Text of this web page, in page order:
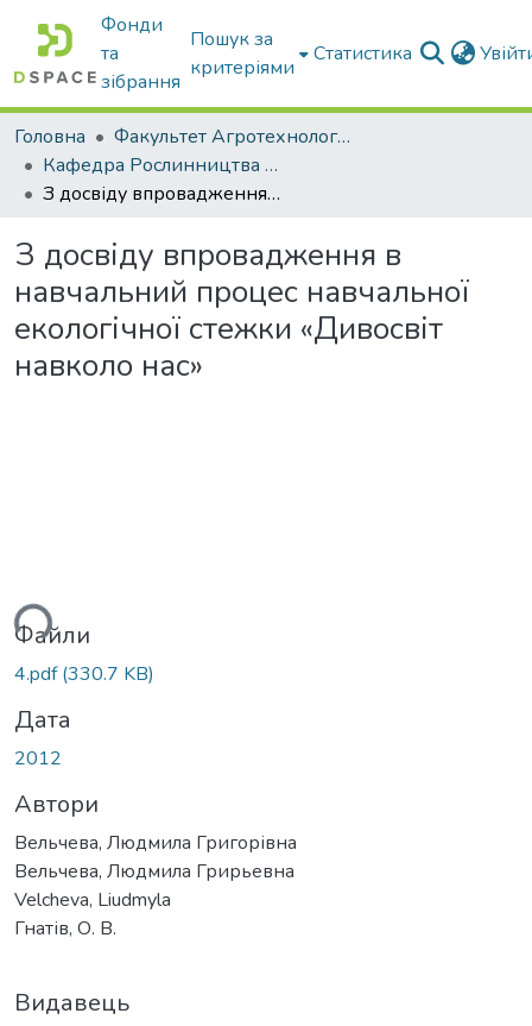
Фонди
та
зібрання
Пошук за
критеріями
Статистика
Головна
Факультет Агротехнологій та екології
Кафедра Рослинництва та садівництва ім. професора В.В. Калитки
З досвіду впровадження в навчальний процес навчальної екологічної стежки «Дивосвіт навколо нас»
З досвіду впровадження в
навчальний процес навчальної
екологічної стежки «Дивосвіт
навколо нас»
Файли
4.pdf(330.7 KB)
Дата
2012
Автори
Вельчева, Людмила Григорівна
Вельчева, Людмила Грирьевна
Velcheva, Liudmyla
Гнатів, О. В.
Видавець